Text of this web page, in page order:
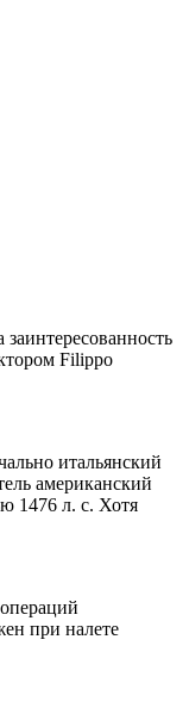
Filippo
итальянский
американский
1476 л. с. Хотя
при налете